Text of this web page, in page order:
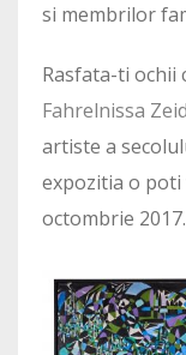
si membrilor
Rasfata-ti ochii
Fahrelnissa Zeid
artiste a
expozitia o poti
octombrie 2017.